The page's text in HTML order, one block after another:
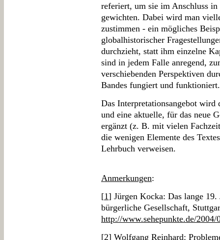
referiert, um sie im Anschluss
gewichten. Dabei wird man
zustimmen - ein mögliches
globalhistorischer
durchzieht, statt ihm einzelne
sind in jedem Falle anregend,
verschiebenden Perspektiven
Bandes fungiert und funktioniert.
Das Interpretationsangebot
und eine aktuelle, für das neue
ergänzt (z. B. mit vielen
die wenigen Elemente des
Lehrbuch verweisen.
Anmerkungen:
[1] Jürgen Kocka: Das lange
bürgerliche Gesellschaft,
http://www.sehepunkte.de/2004/
[2] Wolfgang Reinhard: